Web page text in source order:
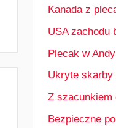
Kanada z
USA zachodu
Plecak w
Ukryte skarby
Z szacunkiem
Bezpieczne